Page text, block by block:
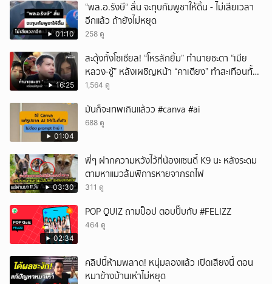
01:10
“พล.อ.รังษี“ ลั่น จะทุบกัมพูชาให้ดิ้น - ไม่เสียเวลา
อีกแล้ว ถ้ายังไม่หยุด
258 ดู
16:25
สะดุ้งทั้งโซเชียล! “โหรลักยิ้ม” ทำนายชะตา “เมีย
หลวง-ชู้” หลังเผชิญหน้า “คาเตียง” ทำสะเทือนทั้ง
ประเทศ
1,564 ดู
01:04
มันก็จะเทพเกินแล้วว #canva #ai
688 ดู
03:30
พี่ๆ ฝากความหวังไว้ที่น้องแซนดี้ K9 นะ หลังระดม
ตามหาแมวส้มพิการหายจากรถไฟ
311 ดู
02:34
POP QUIZ ถามป็อป ตอบปั๊บกับ #FELIZZ
464 ดู
คลิปนี้ห้ามพลาด! หนุ่มลองแล้ว เปิดเสียงนี้ ตอน
หมาข้างบ้านเห่าไม่หยุด